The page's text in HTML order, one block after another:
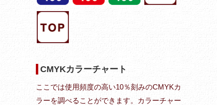
CMYKカラーチャート
ここでは使用頻度の高い10％刻みのCMYKカ
ラーを調べることができます。カラーチャー